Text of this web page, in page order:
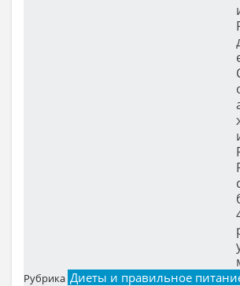
Рубрика Диеты и правильное